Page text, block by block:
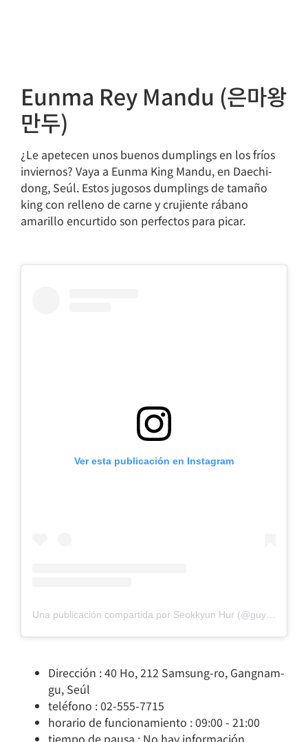
Eunma Rey Mandu (은마왕
만두)
¿Le apetecen unos buenos dumplings en los fríos
inviernos? Vaya a Eunma King Mandu, en Daechi-
dong, Seúl. Estos jugosos dumplings de tamaño
king con relleno de carne y crujiente rábano
amarillo encurtido son perfectos para picar.
Ver esta publicación en Instagram
Dirección : 40 Ho, 212 Samsung-ro, Gangnam-
gu, Seúl
teléfono : 02-555-7715
horario de funcionamiento : 09:00 - 21:00
tiempo de pausa : No hay información